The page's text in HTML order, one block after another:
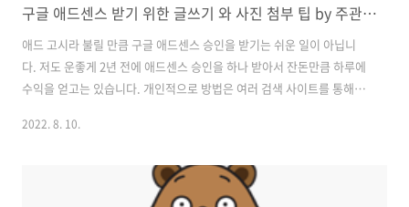
구글 애드센스 받기 위한 글쓰기 와 사진 첨부 팁 by 주관적인 기준
애드 고시라 불릴 만큼 구글 애드센스 승인을 받기는 쉬운 일이 아닙니
다. 저도 운좋게 2년 전에 애드센스 승인을 하나 받아서 잔돈만큼 하루에
수익을 얻고는 있습니다. 개인적으로 방법은 여러 검색 사이트를 통해서
이나 관련 강의가 활발하게 발달하고 있다고 생각합니다. 요즈음 이 구글
만큼 이 구글 애드센스의 수익적인 매력은 충분히 있다고 생각합니다. 제
가 예전에 애드센스를 받았던 기억, 경험을 바탕으로 포스팅을 할 계획입
2022. 8. 10.